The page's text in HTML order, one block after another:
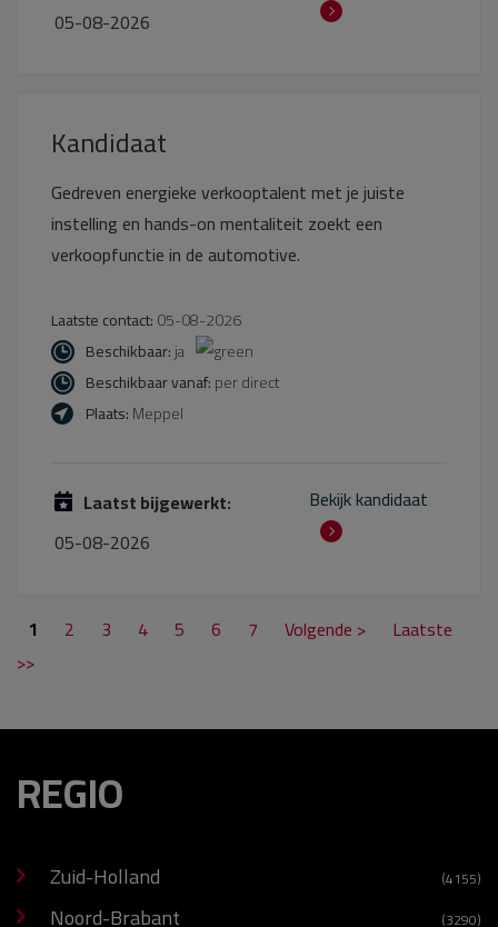
05-08-2026
Kandidaat
Gedreven energieke verkooptalent met je juiste
instelling en hands-on mentaliteit zoekt een
verkoopfunctie in de automotive.
Laatste contact:05-08-2026
Beschikbaar:ja
Beschikbaar vanaf:per direct
Plaats:Meppel
Laatst bijgewerkt:
05-08-2026
Bekijk kandidaat
1 2 3 4 5 6 7 Volgende >
Laatste
>>
REGIO
Zuid-Holland (4155)
Noord-Brabant (3290)